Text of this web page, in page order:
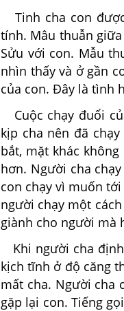
Tinh cha con
tính. Mâu thuẫn
Sửu với con. Mẫu
nhìn thấy và ở gần
của con. Đây là tình
Cuộc chạy đuổi
kịp cha nên đã
bắt, mặt khác
hơn. Người cha
con chạy vì muốn
người chạy một
giành cho
Khi người cha
kịch tĩnh ở độ căng
mất cha. Người cha
gặp lại con. Tiếng